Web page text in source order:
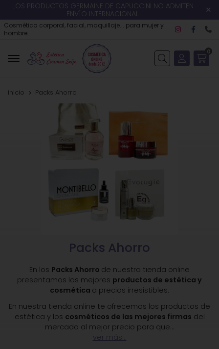
LOS PRODUCTOS GERMAINE DE CAPUCCINI NO ADMITEN
ENVÍO INTERNACIONAL
Cosmética corporal, facial, maquillaje... para mujer y
hombre
Buscar
0
inicio Packs Ahorro
Packs Ahorro
En los Packs Ahorro de nuestra tienda online
presentamos los mejores productos de estética y
cosmética a precios irresistibles.
En nuestra tienda online te ofrecemos los productos de
estética y los cosméticos de las mejores firmas del
mercado al mejor precio para que...
ver más...